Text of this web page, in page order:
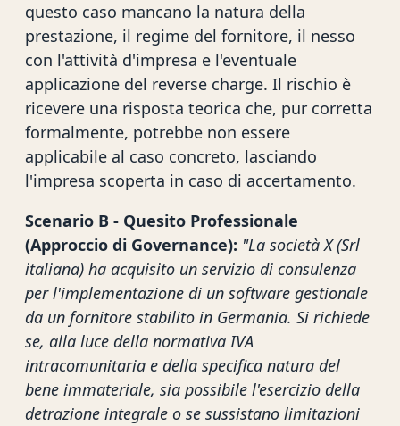
questo caso mancano la natura della
prestazione, il regime del fornitore, il nesso
con l'attività d'impresa e l'eventuale
applicazione del reverse charge. Il rischio è
ricevere una risposta teorica che, pur corretta
formalmente, potrebbe non essere
applicabile al caso concreto, lasciando
l'impresa scoperta in caso di accertamento.
Scenario B - Quesito Professionale
(Approccio di Governance): "La società X (Srl
italiana) ha acquisito un servizio di consulenza
per l'implementazione di un software gestionale
da un fornitore stabilito in Germania. Si richiede
se, alla luce della normativa IVA
intracomunitaria e della specifica natura del
bene immateriale, sia possibile l'esercizio della
detrazione integrale o se sussistano limitazioni